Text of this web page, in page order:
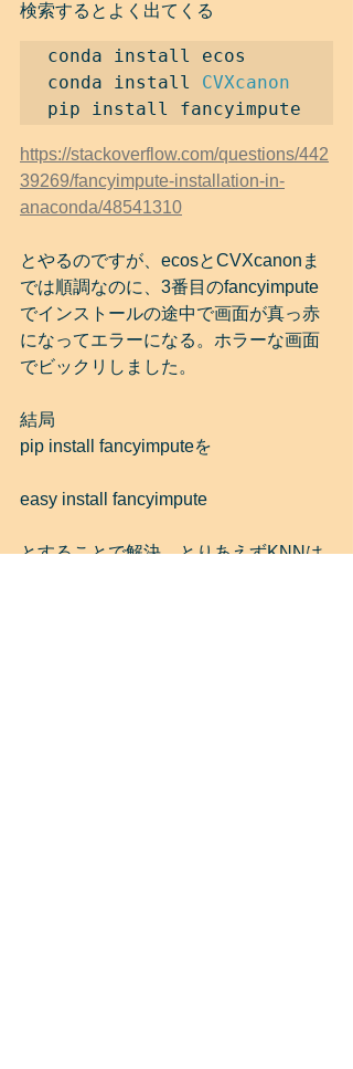
検索するとよく出てくる
conda install ecos
conda install CVXcanon
pip install fancyimpute
https://stackoverflow.com/questions/442
39269/fancyimpute-installation-in-
anaconda/48541310
とやるのですが、ecosとCVXcanonま
では順調なのに、3番目のfancyimpute
でインストールの途中で画面が真っ赤
になってエラーになる。ホラーな画面
でビックリしました。
結局
pip install fancyimputeを
easy install fancyimpute
とすることで解決。とりあえずKNNは